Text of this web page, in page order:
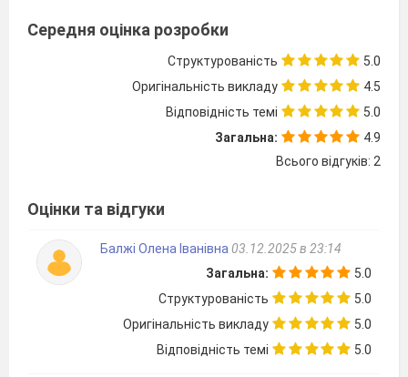
Середня оцінка розробки
Структурованість
5.0
Оригінальність викладу
4.5
Відповідність темі
5.0
Загальна:
4.9
Всього відгуків: 2
Оцінки та відгуки
Балжі Олена Іванівна 03.12.2025 в 23:14
Загальна:
5.0
Структурованість
5.0
Оригінальність викладу
5.0
Відповідність темі
5.0